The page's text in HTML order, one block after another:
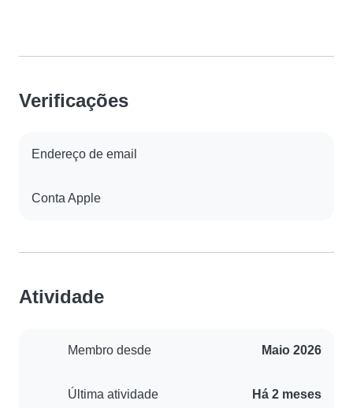
Verificações
Endereço de email
Conta Apple
Atividade
Membro desde Maio 2026
Última atividade Há 2 meses